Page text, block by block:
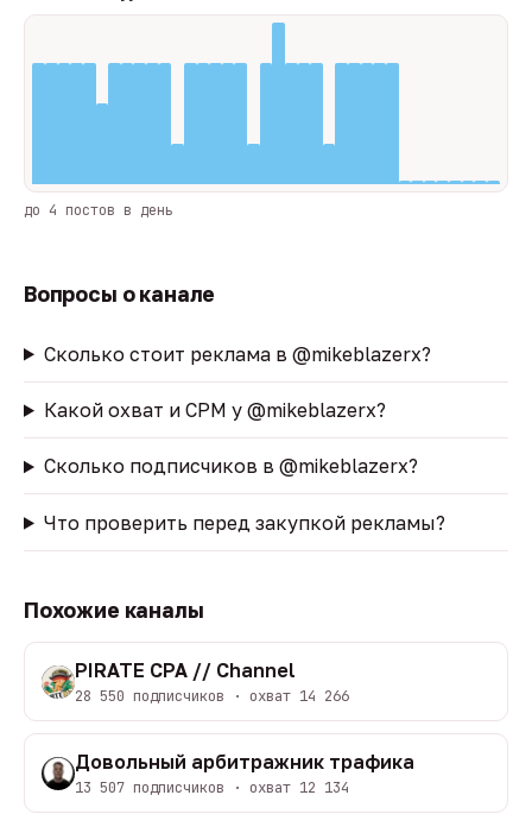
до 4 постов в день
Вопросы о канале
Сколько стоит реклама в @mikeblazerx?
Какой охват и CPM у @mikeblazerx?
Сколько подписчиков в @mikeblazerx?
Что проверить перед закупкой рекламы?
Похожие каналы
PIRATE CPA // Channel
28 550 подписчиков · охват 14 266
Довольный арбитражник трафика
13 507 подписчиков · охват 12 134